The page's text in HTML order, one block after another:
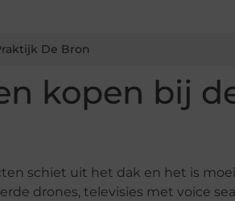
De Bron
kopen bij
schiet uit het dak en het is
drones, televisies met voice